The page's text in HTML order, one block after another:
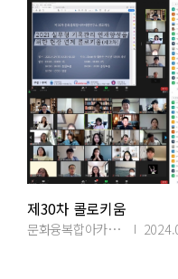
제30차 콜로키움
문화융복합아카이빙연구소